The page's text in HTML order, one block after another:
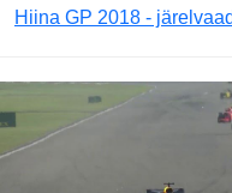
Hiina GP 2018 -